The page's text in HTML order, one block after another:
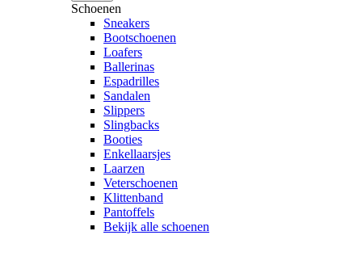
Schoenen
Sneakers
Bootschoenen
Loafers
Ballerinas
Espadrilles
Sandalen
Slippers
Slingbacks
Booties
Enkellaarsjes
Laarzen
Veterschoenen
Klittenband
Pantoffels
Bekijk alle schoenen